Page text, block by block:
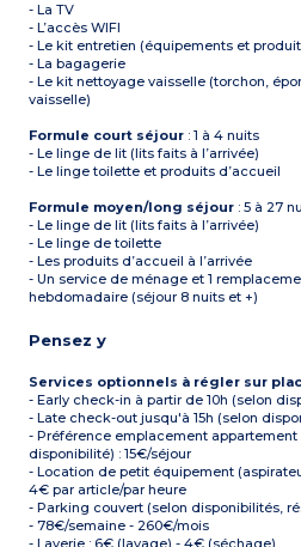
- La TV
- L’accès WIFI
- Le kit entretien (équipements et
- La bagagerie
- Le kit nettoyage vaisselle (torchon,
vaisselle)
Formule court séjour : 1 à 4 nuits
- Le linge de lit (lits faits à l’arrivée)
- Le linge toilette et produits d’accueil
Formule moyen/long séjour : 5 à 27
- Le linge de lit (lits faits à l’arrivée)
- Le linge de toilette
- Les produits d’accueil à l’arrivée
- Un service de ménage et 1
hebdomadaire (séjour 8 nuits et +)
Pensez y
Services optionnels à régler sur
- Early check-in à partir de 10h (selon
- Late check-out jusqu'à 15h (selon
- Préférence emplacement
disponibilité) : 15€/séjour
- Location de petit équipement
4€ par article/par heure
- Parking couvert (selon disponibilités,
- 78€/semaine - 260€/mois